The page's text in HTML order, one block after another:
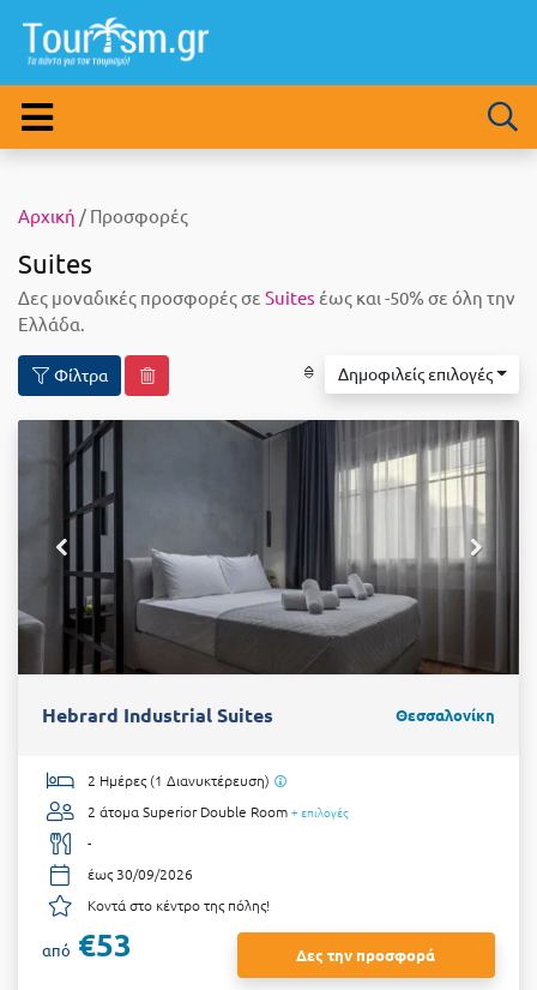
Αρχική / Προσφορές
Suites
Δες μοναδικές προσφορές σε Suites έως και -50% σε όλη την
Ελλάδα.
Φίλτρα Δημοφιλείς επιλογές
Hebrard Industrial Suites Θεσσαλονίκη
2 Ημέρες (1 Διανυκτέρευση)
2 άτομα Superior Double Room + επιλογές
-
έως 30/09/2026
Κοντά στο κέντρο της πόλης!
από €53 Δες την προσφορά